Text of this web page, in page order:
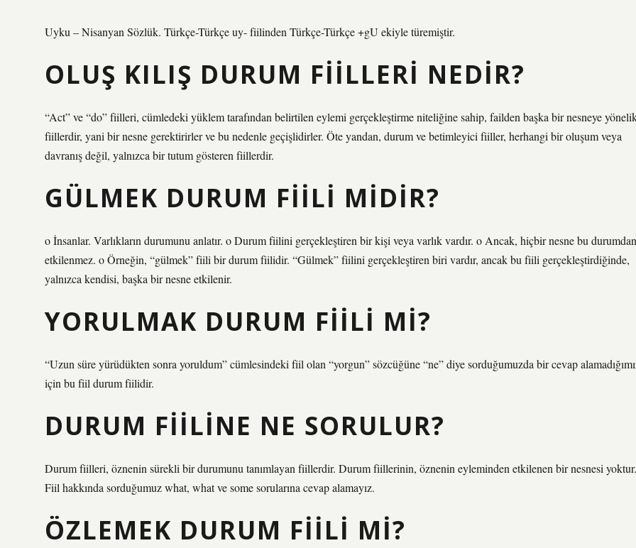
Uyku – Nisanyan Sözlük. Türkçe-Türkçe uy- fiilinden Türkçe-Türkçe +gU ekiyle türemiştir.
OLUŞ KILIŞ DURUM FIILLERI NEDIR?
“Act” ve “do” fiilleri, cümledeki yüklem tarafından belirtilen eylemi gerçekleştirme niteliğine sahip, failden başka bir nesneye
fiillerdir, yani bir nesne gerektirirler ve bu nedenle geçişlidirler. Öte yandan, durum ve betimleyici fiiller, herhangi bir oluşum veya
davranış değil, yalnızca bir tutum gösteren fiillerdir.
GÜLMEK DURUM FIILI MIDIR?
o İnsanlar. Varlıkların durumunu anlatır. o Durum fiilini gerçekleştiren bir kişi veya varlık vardır. o Ancak, hiçbir nesne bu durumdan
etkilenmez. o Örneğin, “gülmek” fiili bir durum fiilidir. “Gülmek” fiilini gerçekleştiren biri vardır, ancak bu fiili gerçekleştirdiğinde,
yalnızca kendisi, başka bir nesne etkilenir.
YORULMAK DURUM FIILI MI?
“Uzun süre yürüdükten sonra yoruldum” cümlesindeki fiil olan “yorgun” sözcüğüne “ne” diye sorduğumuzda bir cevap
için bu fiil durum fiilidir.
DURUM FIILINE NE SORULUR?
Durum fiilleri, öznenin sürekli bir durumunu tanımlayan fiillerdir. Durum fiillerinin, öznenin eyleminden etkilenen bir nesnesi yoktur.
Fiil hakkında sorduğumuz what, what ve some sorularına cevap alamayız.
ÖZLEMEK DURUM FIILI MI?